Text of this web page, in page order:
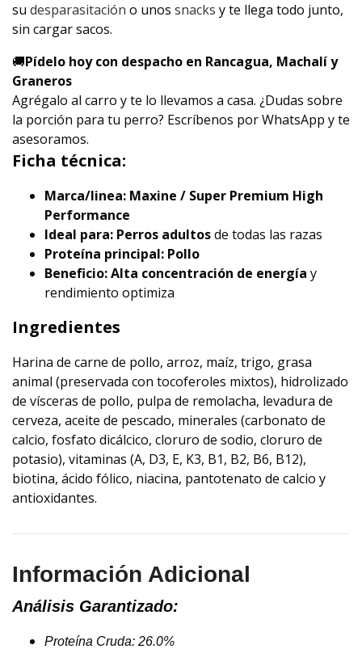
su desparasitación o unos snacks y te llega todo junto,
sin cargar sacos.
🚚Pídelo hoy con despacho en Rancagua, Machalí y
Graneros
Agrégalo al carro y te lo llevamos a casa. ¿Dudas sobre
la porción para tu perro? Escríbenos por WhatsApp y te
asesoramos.
Ficha técnica:
Marca/linea: Maxine / Super Premium High
Performance
Ideal para: Perros adultosde todas las razas
Proteína principal: Pollo
Beneficio:Alta concentración de energía y
rendimiento optimiza
Ingredientes
Harina de carne de pollo, arroz, maíz, trigo, grasa
animal (preservada con tocoferoles mixtos), hidrolizado
de vísceras de pollo, pulpa de remolacha, levadura de
cerveza, aceite de pescado, minerales (carbonato de
calcio, fosfato dicálcico, cloruro de sodio, cloruro de
potasio), vitaminas (A, D3, E, K3, B1, B2, B6, B12),
biotina, ácido fólico, niacina, pantotenato de calcio y
antioxidantes.
Información Adicional
Análisis Garantizado:
Proteína Cruda: 26.0%